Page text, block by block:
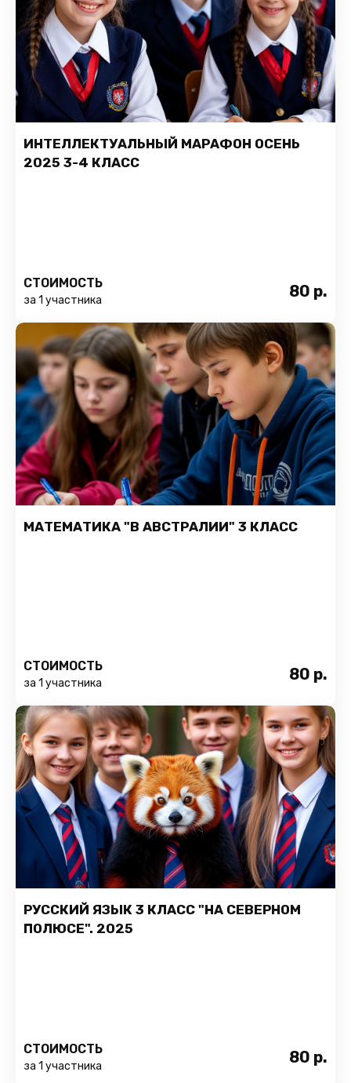
ИНТЕЛЛЕКТУАЛЬНЫЙ МАРАФОН ОСЕНЬ
2025 3-4 КЛАСС
СТОИМОСТЬ
за 1 участника 80 р.
МАТЕМАТИКА "В АВСТРАЛИИ" 3 КЛАСС
СТОИМОСТЬ
за 1 участника 80 р.
РУССКИЙ ЯЗЫК 3 КЛАСС "НА СЕВЕРНОМ
ПОЛЮСЕ". 2025
СТОИМОСТЬ
за 1 участника 80 р.